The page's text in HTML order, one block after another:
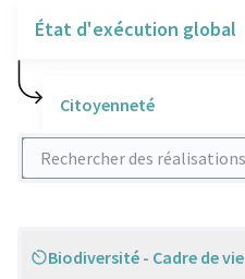
État d'exécution global
Citoyenneté
Rechercher des réalisations
Scope
Biodiversité - Cadre de vie